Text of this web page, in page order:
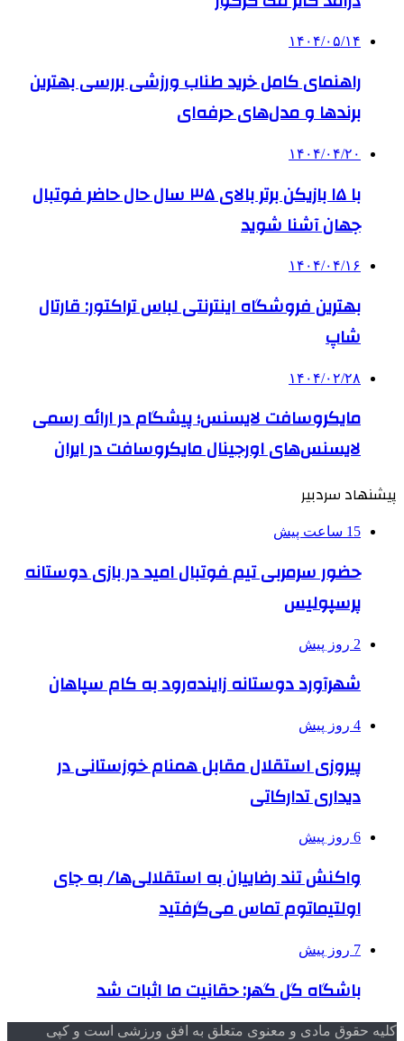
۱۴۰۴/۰۵/۱۴
راهنمای کامل خرید طناب ورزشی بررسی بهترین
برندها و مدل‌های حرفه‌ای
۱۴۰۴/۰۴/۲۰
با ۱۵ بازیکن برتر بالای ۳۵ سال حال حاضر فوتبال
جهان آشنا شوید
۱۴۰۴/۰۴/۱۶
بهترین فروشگاه اینترنتی لباس تراکتور: قارتال
شاپ
۱۴۰۴/۰۲/۲۸
مایکروسافت لایسنس؛ پیشگام در ارائه رسمی
لایسنس‌های اورجینال مایکروسافت در ایران
پیشنهاد سردبیر
15 ساعت پیش
حضور سرمربی تیم فوتبال امید در بازی دوستانه
پرسپولیس
2 روز پیش
شهرآورد دوستانه زاینده‌رود به کام سپاهان
4 روز پیش
پیروزی استقلال مقابل همنام خوزستانی در
دیداری تدارکاتی
6 روز پیش
واکنش تند رضاییان به استقلالی‌ها/ به جای
اولتیماتوم تماس می‌گرفتید
7 روز پیش
باشگاه گل گهر: حقانیت ما اثبات شد
کلیه حقوق مادی و معنوی متعلق به افق ورزشی است و کپی